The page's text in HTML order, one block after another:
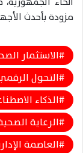
مزودة بأحدث
الاستثمار
التحول
الذكاء
الرعاية
العاصمة